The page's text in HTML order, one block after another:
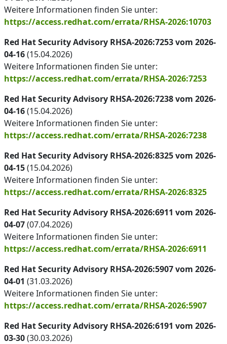
Weitere Informationen finden Sie unter:
https://access.redhat.com/errata/RHSA-2026:10703
Red Hat Security Advisory RHSA-2026:7253 vom 2026-
04-16(15.04.2026)
Weitere Informationen finden Sie unter:
https://access.redhat.com/errata/RHSA-2026:7253
Red Hat Security Advisory RHSA-2026:7238 vom 2026-
04-16(15.04.2026)
Weitere Informationen finden Sie unter:
https://access.redhat.com/errata/RHSA-2026:7238
Red Hat Security Advisory RHSA-2026:8325 vom 2026-
04-15(15.04.2026)
Weitere Informationen finden Sie unter:
https://access.redhat.com/errata/RHSA-2026:8325
Red Hat Security Advisory RHSA-2026:6911 vom 2026-
04-07(07.04.2026)
Weitere Informationen finden Sie unter:
https://access.redhat.com/errata/RHSA-2026:6911
Red Hat Security Advisory RHSA-2026:5907 vom 2026-
04-01 (31.03.2026)
Weitere Informationen finden Sie unter:
https://access.redhat.com/errata/RHSA-2026:5907
Red Hat Security Advisory RHSA-2026:6191 vom 2026-
03-30(30.03.2026)